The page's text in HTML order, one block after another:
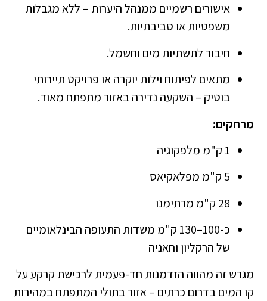
אישורים רשמיים ממנהל היערות – ללא מגבלות
משפטיות או סביבתיות.
חיבור לתשתיות מים וחשמל.
מתאים לפיתוח וילות יוקרה או פרויקט תיירותי
בוטיק – השקעה נדירה באזור מתפתח מאוד.
מרחקים:
1 ק"מ מלפקוגיה
5 ק"מ מפלאקיאס
28 ק"מ מרתימנו
כ-100–130 ק"מ משדות התעופה הבינלאומיים
של הרקליון וחאניה
מגרש זה מהווה הזדמנות חד-פעמית לרכישת קרקע על
קו המים בדרום כרתים – אזור בתולי המתפתח במהירות